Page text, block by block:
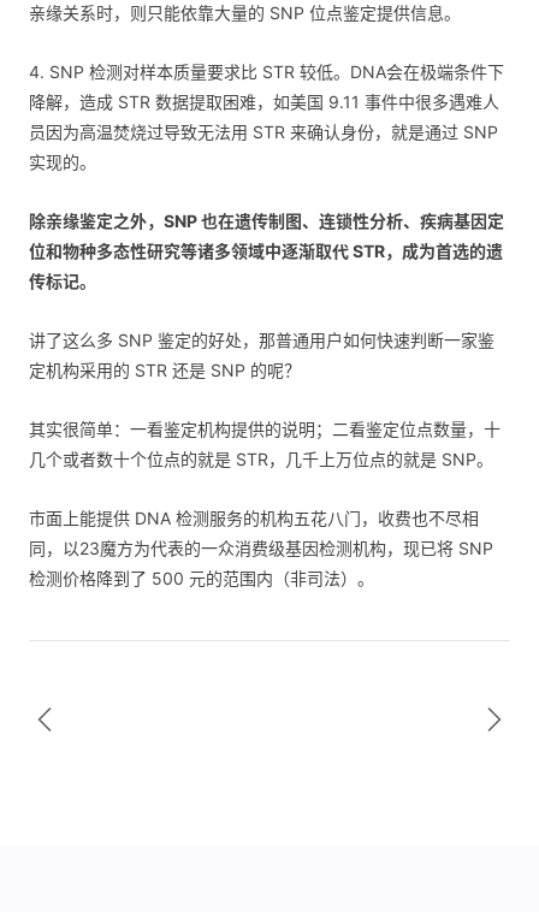
亲缘关系时，则只能依靠大量的 SNP 位点鉴定提供信息。
4. SNP 检测对样本质量要求比 STR 较低。DNA会在极端条件下
降解，造成 STR 数据提取困难，如美国 9.11 事件中很多遇难人
员因为高温焚烧过导致无法用 STR 来确认身份，就是通过 SNP
实现的。
除亲缘鉴定之外，SNP 也在遗传制图、连锁性分析、疾病基因定
位和物种多态性研究等诸多领域中逐渐取代 STR，成为首选的遗
传标记。
讲了这么多 SNP 鉴定的好处，那普通用户如何快速判断一家鉴
定机构采用的 STR 还是 SNP 的呢？
其实很简单：一看鉴定机构提供的说明；二看鉴定位点数量，十
几个或者数十个位点的就是 STR，几千上万位点的就是 SNP。
市面上能提供 DNA 检测服务的机构五花八门，收费也不尽相
同，以23魔方为代表的一众消费级基因检测机构，现已将 SNP
检测价格降到了 500 元的范围内（非司法）。